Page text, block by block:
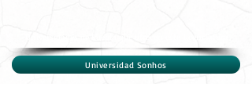
Universidad Sonhos